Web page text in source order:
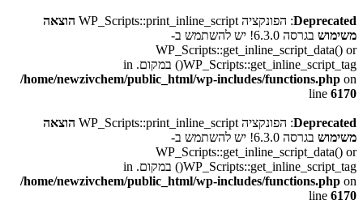
Deprecated: הפונקציה WP_Scripts::print_inline_script
הוצאה
משימוש
בגרסה 6.3.0! יש להשתמש ב-
WP_Scripts::get_inline_script_data() or
WP_Scripts::get_inline_script_tag() במקום. in
/home/newzivchem/public_html/wp-includes/functions.php on
line 6170
Deprecated: הפונקציה WP_Scripts::print_inline_script
הוצאה
משימוש
בגרסה 6.3.0! יש להשתמש ב-
WP_Scripts::get_inline_script_data() or
WP_Scripts::get_inline_script_tag() במקום. in
/home/newzivchem/public_html/wp-includes/functions.php on
line 6170